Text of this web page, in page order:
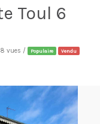
Toul 6
vues / Populaire Vendu